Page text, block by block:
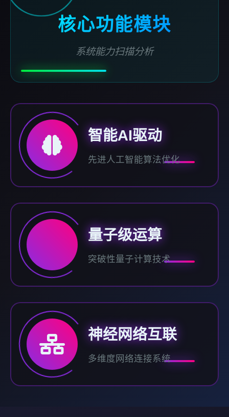
核心功能模块
系统能力扫描分析
智能AI驱动
先进人工智能算法优化
量子级运算
突破性量子计算技术
神经网络互联
多维度网络连接系统